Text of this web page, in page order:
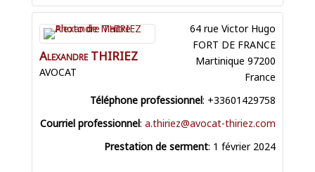
AlexandreTHIRIEZ
AVOCAT
64 rue Victor Hugo
FORT DE FRANCE
Martinique 97200
France
Téléphone professionnel: +33601429758
Courriel professionnel: a.thiriez@avocat-thiriez.com
Prestation de serment: 1 février 2024